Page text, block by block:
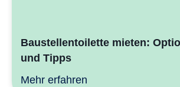
Baustellentoilette mieten:
und Tipps
Mehr erfahren